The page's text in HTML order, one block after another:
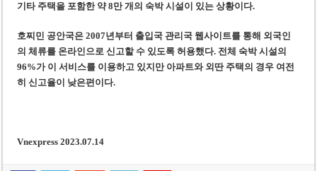
기타 주택을 포함한 약 8만 개의 숙박 시설이 있는 상황이다.
호찌민 공안국은 2007년부터 출입국 관리국 웹사이트를 통해 외국인
의 체류를 온라인으로 신고할 수 있도록 허용했다. 전체 숙박 시설의
96%가 이 서비스를 이용하고 있지만 아파트와 외딴 주택의 경우 여전
히 신고율이 낮은편이다.
Vnexpress 2023.07.14